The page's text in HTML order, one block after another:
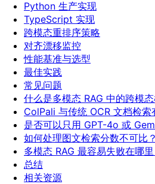
Python 生产实现
TypeScript 实现
跨模态重排序策略
对齐漂移监控
性能基准与选型
最佳实践
常见问题
什么是多模态 RAG 中的跨模态
ColPali 与传统 OCR 文档检索
是否可以只用 GPT-4o 或
如何处理图文检索分数不可比？
多模态 RAG 最容易失败在哪里
总结
相关资源